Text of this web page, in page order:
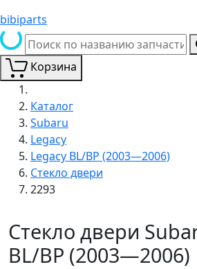
bibiparts
Корзина
Каталог
Subaru
Legacy
Legacy BL/BP (2003—2006)
Стекло двери
2293
Стекло двери
BL/BP